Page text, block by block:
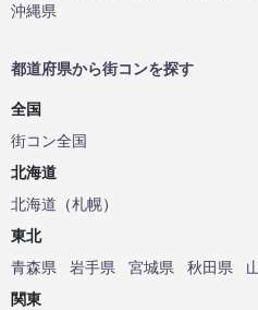
沖縄県
都道府県から街コンを探す
全国
街コン全国
北海道
北海道 （札幌）
東北
青森県
岩手県 宮城県 秋田県
関東